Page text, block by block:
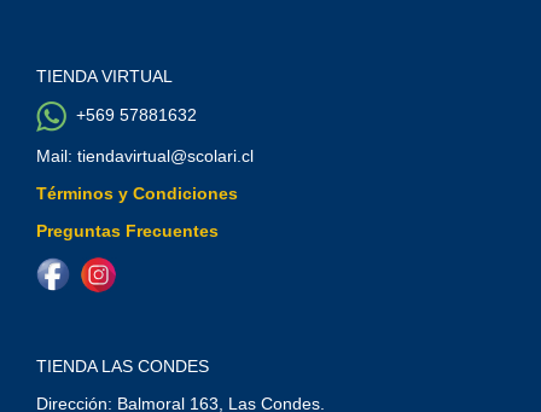
TIENDA VIRTUAL
+569 57881632
Mail: tiendavirtual@scolari.cl
Términos y Condiciones
Preguntas Frecuentes
TIENDA LAS CONDES
Dirección: Balmoral 163, Las Condes.